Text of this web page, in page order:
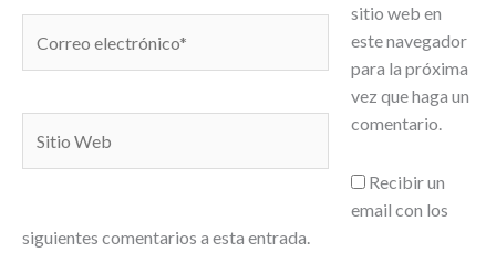
electrónico*
Web
sitio web en
este navegador
para la próxima
vez que haga un
comentario.
Recibir un
email con los
siguientes comentarios a esta entrada.